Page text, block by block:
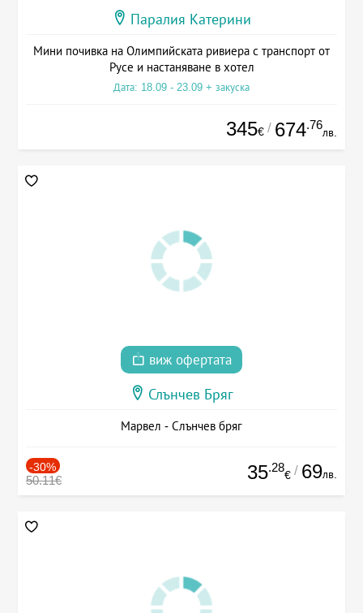
Паралия Катерини
Мини почивка на Олимпийската ривиера с транспорт от
Русе и настаняване в хотел
Дата: 18.09 - 23.09 + закуска
345€ / 674.76
лв.
виж офертата
Слънчев Бряг
Марвел - Слънчев бряг
-30%
50.11€ 35.28
€ / 69лв.